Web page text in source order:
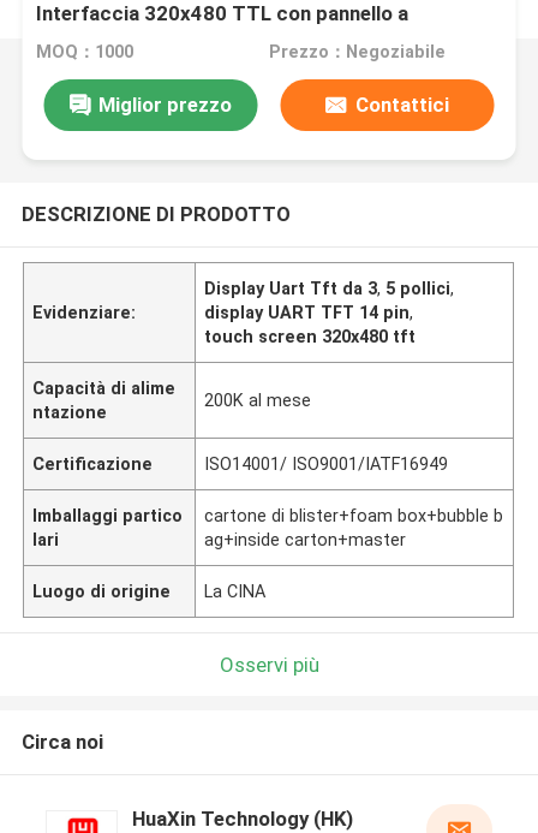
Interfaccia 320x480 TTL con pannello a
sfioramento
MOQ：1000 Prezzo：Negoziabile
Miglior prezzo Contattici
DESCRIZIONE DI PRODOTTO
Evidenziare:
Display Uart Tft da 3, 5 pollici,
display UART TFT 14 pin,
touch screen 320x480 tft
Capacità di alime
ntazione
200K al mese
Certificazione ISO14001/ ISO9001/IATF16949
Imballaggi partico
lari
cartone di blister+foam box+bubble b
ag+inside carton+master
Luogo di origine La CINA
Osservi più
Circa noi
HuaXin Technology (HK)